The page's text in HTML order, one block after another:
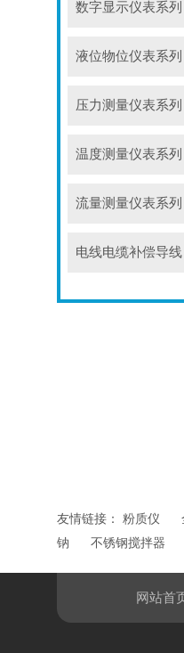
数字显示仪表系列
液位物位仪表系列
压力测量仪表系列
温度测量仪表系列
流量测量仪表系列
电线电缆补偿导线
友情链接： 粉质仪
钠
不锈钢搅拌器
网站首